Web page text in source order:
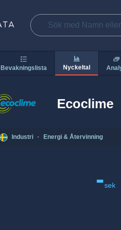
Bevakningslista Nyckeltal
Ecoclime
Industri · Energi & Återvinning
-sek